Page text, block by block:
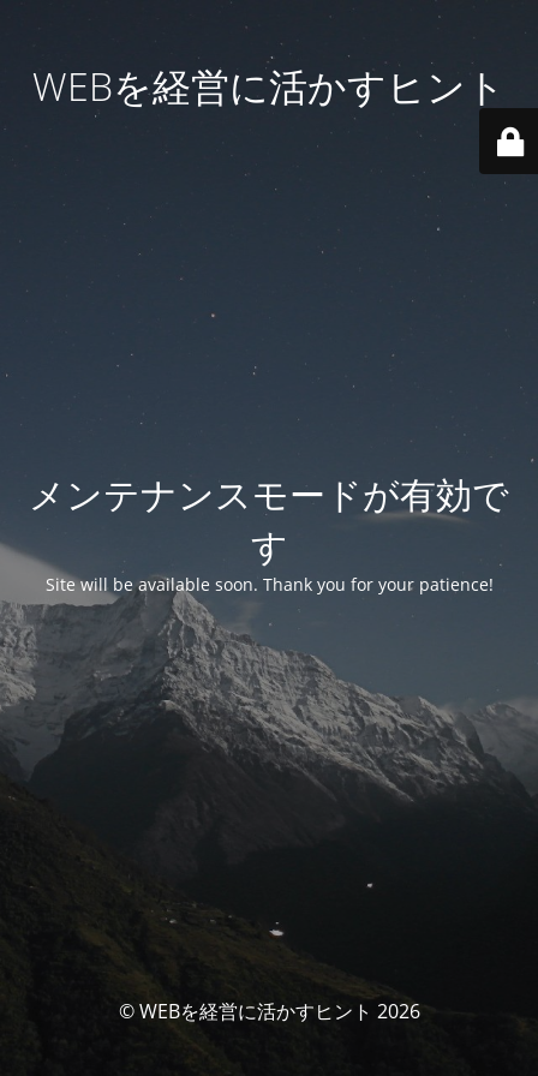
WEBを経営に活かすヒント
メンテナンスモードが有効で
す
Site will be available soon. Thank you for your patience!
© WEBを経営に活かすヒント 2026